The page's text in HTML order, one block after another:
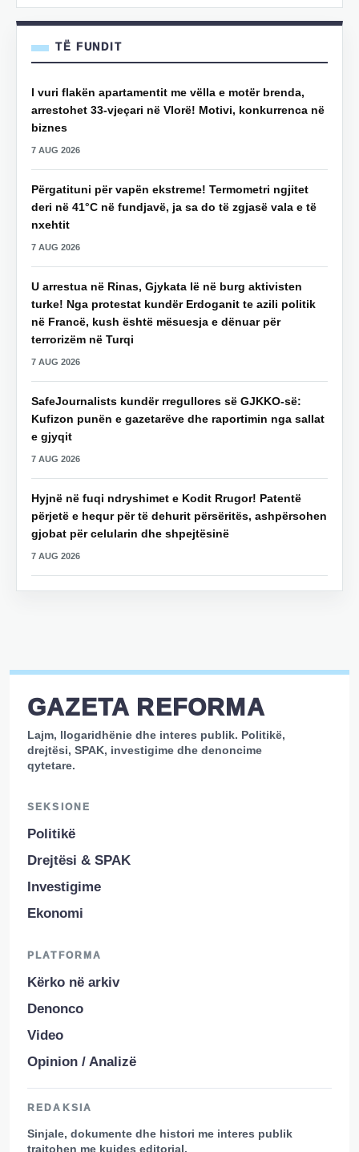
TË FUNDIT
I vuri flakën apartamentit me vëlla e motër brenda,
arrestohet 33-vjeçari në Vlorë! Motivi, konkurrenca në
biznes
7 AUG 2026
Përgatituni për vapën ekstreme! Termometri ngjitet
deri në 41°C në fundjavë, ja sa do të zgjasë vala e të
nxehtit
7 AUG 2026
U arrestua në Rinas, Gjykata lë në burg aktivisten
turke! Nga protestat kundër Erdoganit te azili politik
në Francë, kush është mësuesja e dënuar për
terrorizëm në Turqi
7 AUG 2026
SafeJournalists kundër rregullores së GJKKO-së:
Kufizon punën e gazetarëve dhe raportimin nga sallat
e gjyqit
7 AUG 2026
Hyjnë në fuqi ndryshimet e Kodit Rrugor! Patentë
përjetë e hequr për të dehurit përsëritës, ashpërsohen
gjobat për celularin dhe shpejtësinë
7 AUG 2026
GAZETA REFORMA
Lajm, llogaridhënie dhe interes publik. Politikë,
drejtësi, SPAK, investigime dhe denoncime
qytetare.
SEKSIONE
Politikë
Drejtësi & SPAK
Investigime
Ekonomi
PLATFORMA
Kërko në arkiv
Denonco
Video
Opinion / Analizë
REDAKSIA
Sinjale, dokumente dhe histori me interes publik
trajtohen me kujdes editorial.